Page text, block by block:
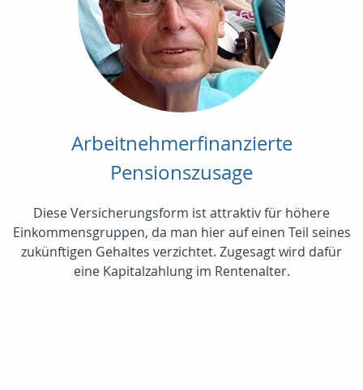
Arbeitnehmerfinanzierte
Pensionszusage
Diese Versicherungsform ist attraktiv für höhere
Einkommensgruppen, da man hier auf einen Teil seines
zukünftigen Gehaltes verzichtet. Zugesagt wird dafür
eine Kapitalzahlung im Rentenalter.